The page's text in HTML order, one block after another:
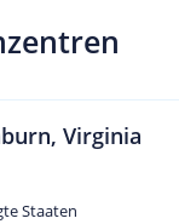
Virginia
Staaten